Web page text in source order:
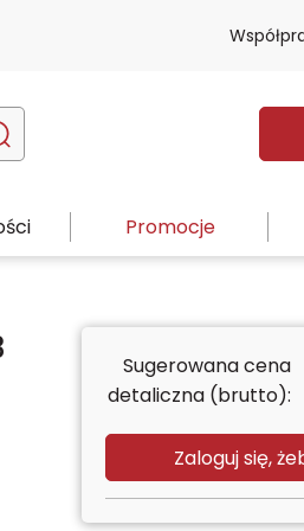
Promocje
Sugerowana cena
detaliczna (brutto):
Zaloguj się,